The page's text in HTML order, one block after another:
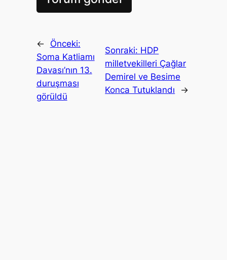
←
Önceki:
Soma Katliamı
Davası’nın 13.
duruşması
görüldü
Sonraki: HDP
milletvekilleri Çağlar
Demirel ve Besime
Konca Tutuklandı
→